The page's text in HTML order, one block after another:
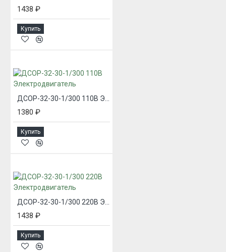
1438 ₽
Купить
ДСОР-32-30-1/300 110В Электродвигатель
1380 ₽
Купить
ДСОР-32-30-1/300 220В Электродвигатель
1438 ₽
Купить